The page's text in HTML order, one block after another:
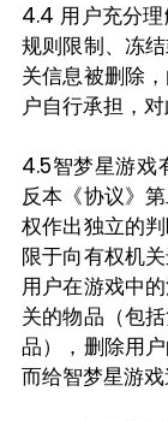
4.4 用户充分
规则限制、冻
关信息被删除
户自行承担，
4.5智梦星游戏
反本《协议》
权作出独立的
限于向有权机
用户在游戏中
关的物品（包
品），删除用
而给智梦星游